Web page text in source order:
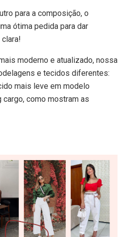
para a composição, o
ótima pedida para dar
moderno e atualizado, nossa
e tecidos diferentes:
mais leve em modelo
cargo, como mostram as